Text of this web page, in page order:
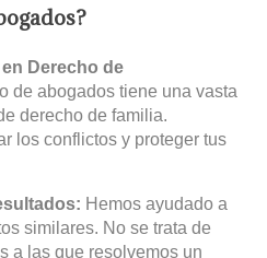
Derecho de
de abogados tiene una vasta
derecho de familia.
los conflictos y proteger tus
Hemos ayudado a
similares. No se trata de
a las que resolvemos un